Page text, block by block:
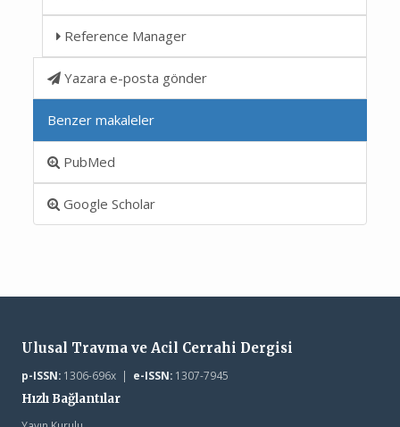
Reference Manager
Yazara e-posta gönder
Benzer makaleler
PubMed
Google Scholar
Ulusal Travma ve Acil Cerrahi Dergisi
p-ISSN:1306-696x | e-ISSN:1307-7945
Hızlı Bağlantılar